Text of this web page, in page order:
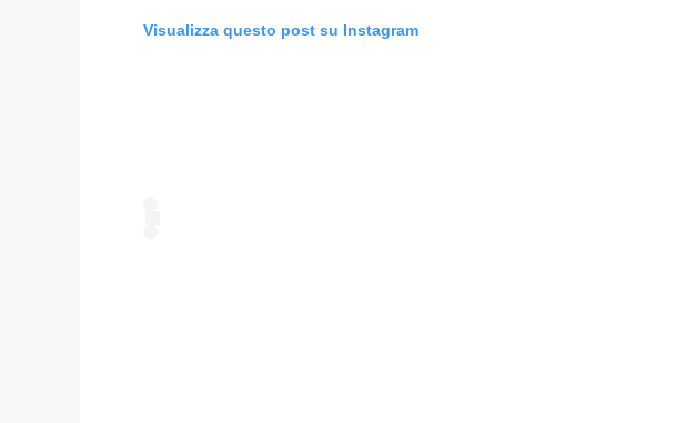
Visualizza questo post su Instagram